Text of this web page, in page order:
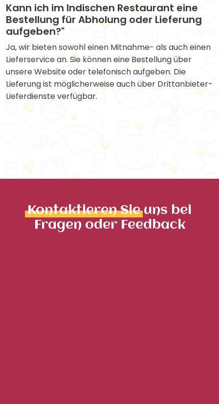
Kann ich im Indischen Restaurant eine
Bestellung für Abholung oder Lieferung
aufgeben?"
Ja, wir bieten sowohl einen Mitnahme- als auch einen
Lieferservice an. Sie können eine Bestellung über
unsere Website oder telefonisch aufgeben. Die
Lieferung ist möglicherweise auch über Drittanbieter-
Lieferdienste verfügbar.
Kontaktieren Sieuns bei
Fragen oder Feedback